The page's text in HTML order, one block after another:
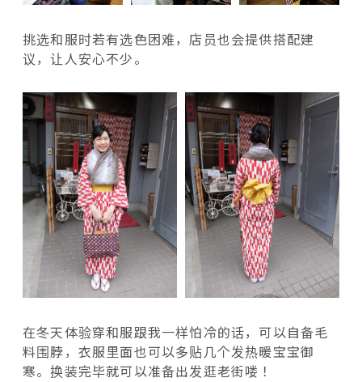
挑选和服时若有选色困难，店员也会提供搭配建
议，让人安心不少。
在冬天体验穿和服跟我一样怕冷的话，可以自备毛
料围脖，衣服里面也可以多贴几个发热暖宝宝御
寒。换装完毕就可以准备出发逛老街喽！